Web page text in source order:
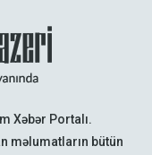
Xəbər Portalı.
məlumatların bütün